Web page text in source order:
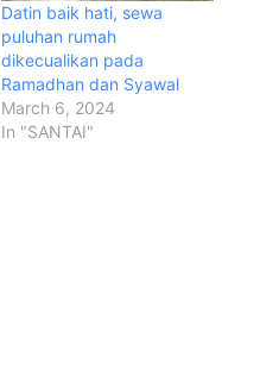
Datin baik hati, sewa
puluhan rumah
dikecualikan pada
Ramadhan dan Syawal
March 6, 2024
In "SANTAI"